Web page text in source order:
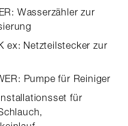
Wasserzähler zur
ex: Netzteilstecker zur
Pumpe für Reiniger
für